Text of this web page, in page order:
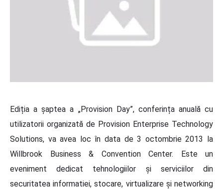
Ediția a șaptea a „Provision Day”, conferința anuală cu
utilizatorii organizată de Provision Enterprise Technology
Solutions, va avea loc în data de 3 octombrie 2013 la
Willbrook Business & Convention Center. Este un
eveniment dedicat tehnologiilor și serviciilor din
securitatea informatiei, stocare, virtualizare și networking